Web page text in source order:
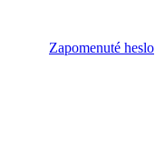
Zapomenuté heslo